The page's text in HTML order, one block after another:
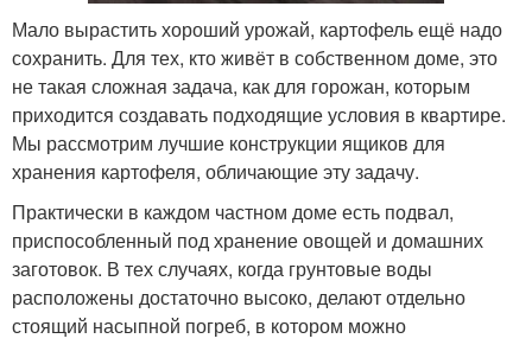
Мало вырастить хороший урожай, картофель ещё надо
сохранить. Для тех, кто живёт в собственном доме, это
не такая сложная задача, как для горожан, которым
приходится создавать подходящие условия в квартире.
Мы рассмотрим лучшие конструкции ящиков для
хранения картофеля, обличающие эту задачу.
Практически в каждом частном доме есть подвал,
приспособленный под хранение овощей и домашних
заготовок. В тех случаях, когда грунтовые воды
расположены достаточно высоко, делают отдельно
стоящий насыпной погреб, в котором можно